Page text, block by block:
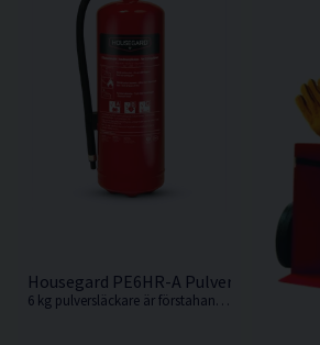
Housegard PE6HR-A Pulversläckare 6 kg
6 kg pulversläckare är förstahandsvalet i alla bostäder men rekommenderas även för placering i kontorsmiljöer, byggarbetsplatser och industrifordon.